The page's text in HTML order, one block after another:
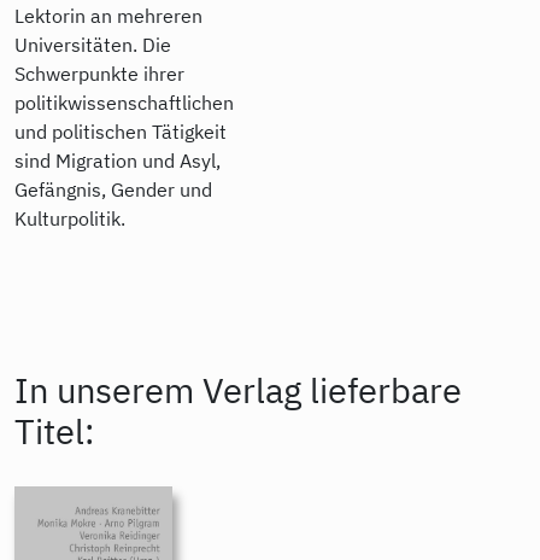
Lektorin an mehreren
Universitäten. Die
Schwerpunkte ihrer
politikwissenschaftlichen
und politischen Tätigkeit
sind Migration und Asyl,
Gefängnis, Gender und
Kulturpolitik.
In unserem Verlag lieferbare
Titel: